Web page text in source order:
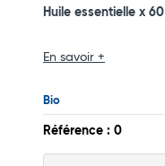
Huile essentielle x 60
En savoir +
Bio
Référence : 0